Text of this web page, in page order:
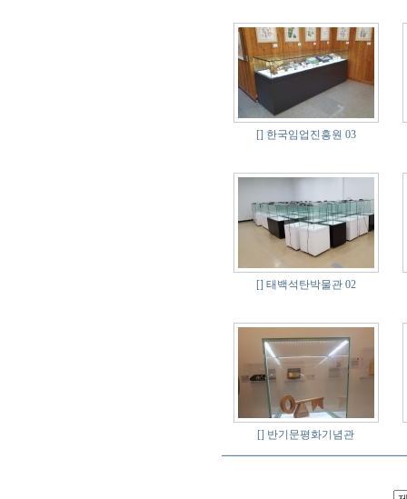
[] 한국임업진흥원 03
[] 태백석탄박물관 02
[] 반기문평화기념관